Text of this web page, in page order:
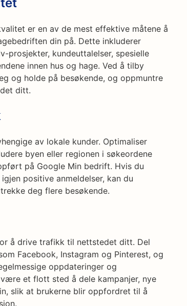
er en av de mest effektive måtene å
din på. Dette inkluderer
prosjekter, kundeuttalelser, spesielle
innen hus og hage. Ved å tilby
og holde på besøkende, og oppmuntre
ditt.
av lokale kunder. Optimaliser
byen eller regionen i søkeordene
på Google Min bedrift. Hvis du
positive anmeldelser, kan du
deg flere besøkende.
å drive trafikk til nettstedet ditt. Del
Facebook, Instagram og Pinterest, og
oppdateringer og
et flott sted å dele kampanjer, nye
slik at brukerne blir oppfordret til å